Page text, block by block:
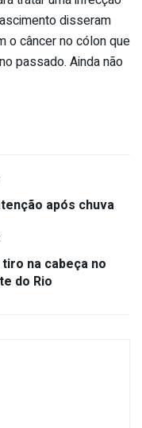
disseram
o câncer no cólon que
passado. Ainda não
após chuva
na cabeça no
do Rio